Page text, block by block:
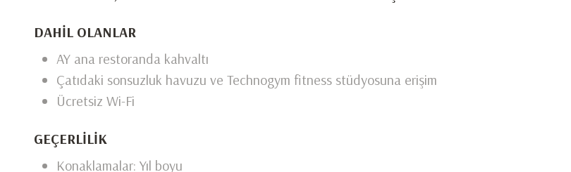
DAHIL OLANLAR
AY ana restoranda kahvaltı
Çatıdaki sonsuzluk havuzu ve Technogym fitness stüdyosuna erişim
Ücretsiz Wi-Fi
GEÇERLILIK
Konaklamalar: Yıl boyu